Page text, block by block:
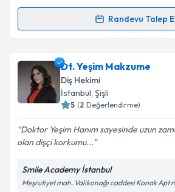
Kişisel verilerimin işlenmesine
kapsamda işlenmesini kabul
Takvim Talebini
Randevu Talep
Randevu Takvimi Talebi
Dt. Tankut Seberiçin randevu
oluşturun. Size bu uzmandan
takvim hazırlandığında e-posta ile
Kişisel verilerimin işlenmesine
Metni'ni okudum ve kişisel
Dt. Yeşim Makzume
Diş Hekimi
İstanbul, Şişli
5 (2 Değerlendirme)
Doktor Yeşim Hanım sayesinde uzun
olan dişçi korkumu...
Smile Academy İstanbul
Meşrutiyet mah. Valikonağı caddesi Konak Apt